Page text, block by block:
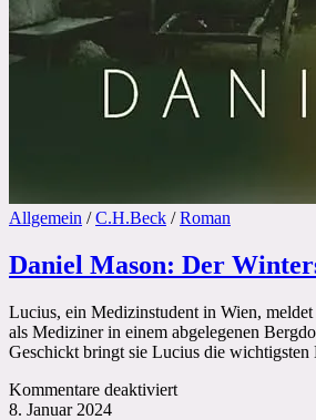
Allgemein /C.H.Beck /Roman
Daniel Mason: Der
Lucius, ein Medizinstudent in Wien,
als Mediziner in einem abgelegenen
Geschickt bringt sie Lucius die
Kommentare deaktiviertfür
8. Januar 2024